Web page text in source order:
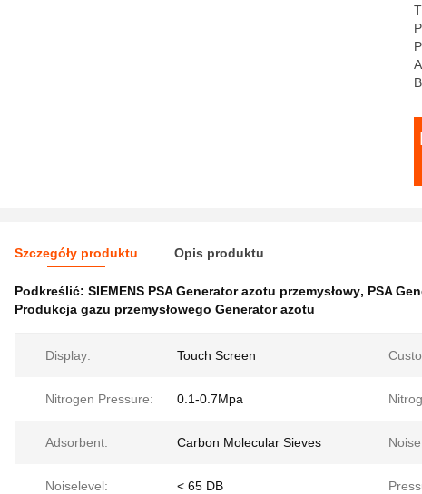
Szczegóły produktu Opis produktu
Podkreślić: SIEMENS PSA Generator azotu przemysłowy, PSA
Produkcja gazu przemysłowego Generator azotu
Display: Touch Screen
Nitrogen Pressure: 0.1-0.7Mpa
Adsorbent: Carbon Molecular Sieves
Noiselevel: < 65 DB